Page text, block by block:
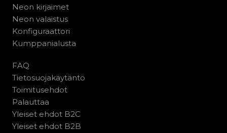
Neon kirjaimet
Neon valaistus
Konfiguraattori
Kumppanialusta
FAQ
Tietosuojakäytäntö
Toimitusehdot
Palauttaa
Yleiset ehdot B2C
Yleiset ehdot B2B